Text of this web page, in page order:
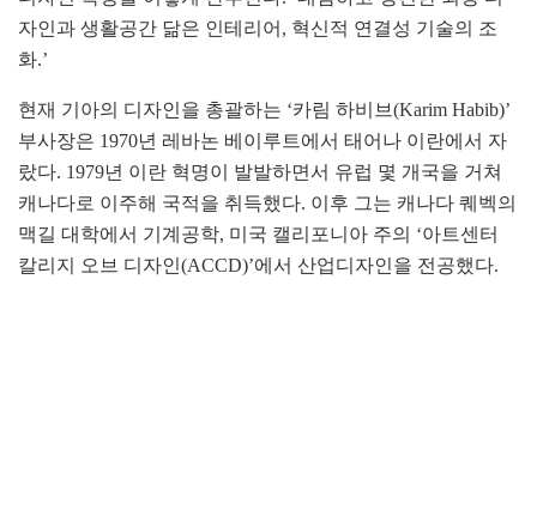
자인과 생활공간 닮은 인테리어, 혁신적 연결성 기술의 조
화.’
현재 기아의 디자인을 총괄하는 ‘카림 하비브(Karim Habib)’
부사장은 1970년 레바논 베이루트에서 태어나 이란에서 자
랐다. 1979년 이란 혁명이 발발하면서 유럽 몇 개국을 거쳐
캐나다로 이주해 국적을 취득했다. 이후 그는 캐나다 퀘벡의
맥길 대학에서 기계공학, 미국 캘리포니아 주의 ‘아트센터
칼리지 오브 디자인(ACCD)’에서 산업디자인을 전공했다.